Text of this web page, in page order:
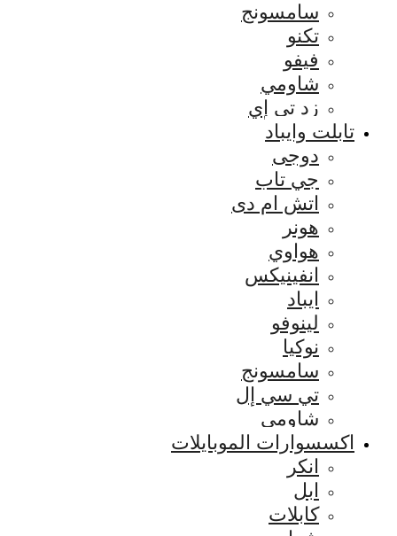
سامسونج
تكنو
فيفو
شاومي
زد تي إي
تابلت وايباد
دوجى
جي تاب
اتش ام دى
هونر
هواوي
انفينيكس
ايباد
لينوفو
نوكيا
سامسونج
تي سي إل
شاومي
اكسسوارات الموبايلات
انكر
ابل
كابلات